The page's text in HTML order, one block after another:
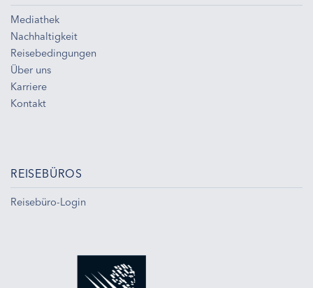
Mediathek
Nachhaltigkeit
Reisebedingungen
Über uns
Karriere
Kontakt
REISEBÜROS
Reisebüro-Login